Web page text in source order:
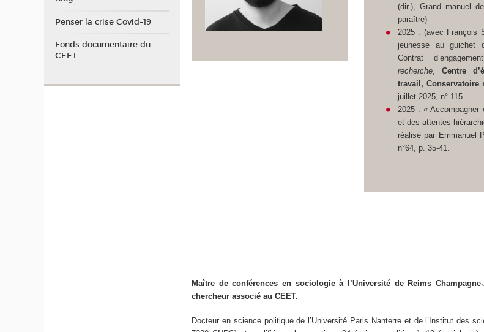
(dir.),Grand manuel
paraître)
2025 : (avec François
jeunesse au guichet
Contrat
recherche ,Centre
travail, Conservatoire
juillet 2025, n° 115.
2025 : «
et des attentes
réalisé par Emmanuel
n°64, p. 35-41.
Maître de conférences en sociologie à l’Université de Reims
chercheur associé au CEET.
Docteur en science politique de l’Université Paris Nanterre et de l’Institut des
Penser la crise Covid-19
Fonds documentaire du
CEET